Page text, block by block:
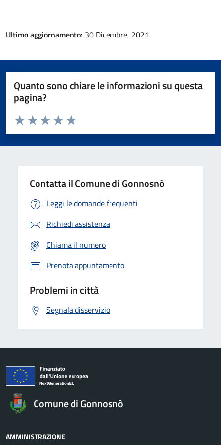
Ultimo aggiornamento: 30 Dicembre, 2021
Quanto sono chiare le informazioni su questa
pagina?
Valuta da 1 a 5 stelle la pagina
Valuta 5 stelle su 5
Valuta 4 stelle su 5
Valuta 3 stelle su 5
Valuta 2 stelle su 5
Valuta 1 stelle su 5
Contatta il Comune di Gonnosnò
Leggi le domande frequenti
Richiedi assistenza
Chiama il numero
Prenota appuntamento
Problemi in città
Segnala disservizio
Comune di Gonnosnò
AMMINISTRAZIONE